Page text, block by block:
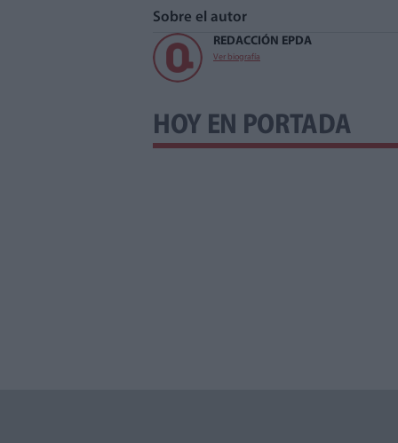
Sobre el autor
REDACCIÓN EPDA
Ver biografía
HOY EN PORTADA